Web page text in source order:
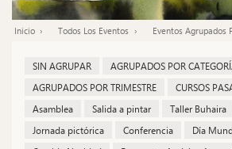
Ruta
navegación
Inicio Todos Los Eventos Eventos Agrupados
SIN AGRUPAR
AGRUPADOS POR
AGRUPADOS POR TRIMESTRE
CURSOS
Asamblea
Salida a pintar Taller Buhaira
Jornada pictórica
Conferencia
Día